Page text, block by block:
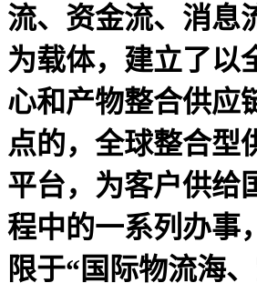
流、资金流、消息
为载体，建立了以
心和产物整合供应
点的，全球整合型
平台，为客户供给
程中的一系列办事
限于“国际物流海